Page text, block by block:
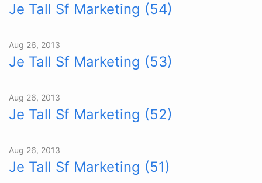
Je Tall Sf Marketing (54)
Aug 26, 2013
Je Tall Sf Marketing (53)
Aug 26, 2013
Je Tall Sf Marketing (52)
Aug 26, 2013
Je Tall Sf Marketing (51)